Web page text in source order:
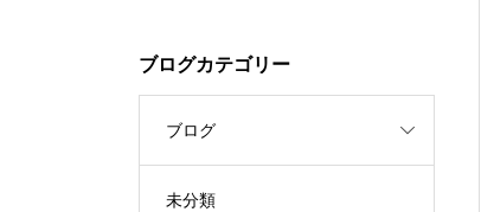
ブログカテゴリー
ブログ
未分類